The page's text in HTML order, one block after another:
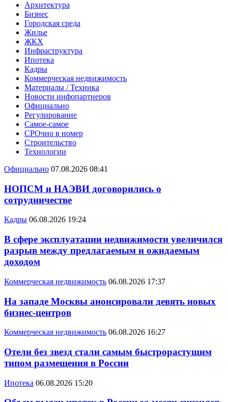
Архитектура
Бизнес
Городская среда
Жилье
ЖКХ
Инфраструктура
Ипотека
Кадры
Коммерческая недвижимость
Материалы / Техника
Новости инфопартнеров
Официально
Регулирование
Самое-самое
СРОчно в номер
Строительство
Технологии
Официально 07.08.2026 08:41
НОПСМ и НАЭВИ договорились о
сотрудничестве
Кадры 06.08.2026 19:24
В сфере эксплуатации недвижимости увеличился
разрыв между предлагаемым и ожидаемым
доходом
Коммерческая недвижимость 06.08.2026 17:37
На западе Москвы анонсировали девять новых
бизнес-центров
Коммерческая недвижимость 06.08.2026 16:27
Отели без звезд стали самым быстрорастущим
типом размещения в России
Ипотека 06.08.2026 15:20